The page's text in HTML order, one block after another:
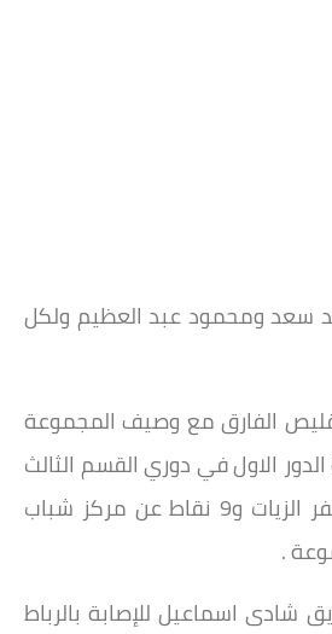
ومحمود عبد العظيم ولكل
الفارق مع وصيف المجموعة
الدور الاول في دوري القسم الثالث
عن منافسه مالية كفر الزيات و9 نقاط عن مركز شباب
.
شادى اسماعيل للإصابة بالرباط